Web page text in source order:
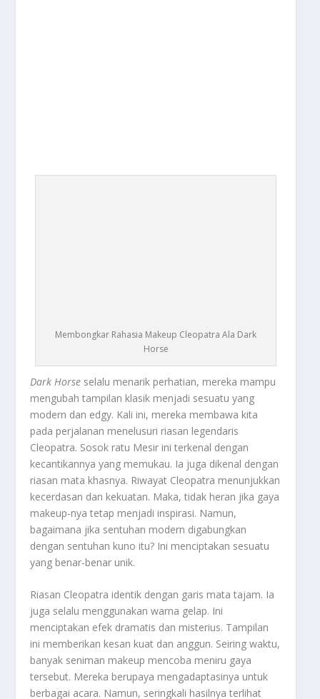
Membongkar Rahasia Makeup Cleopatra Ala Dark
Horse
Dark Horse selalu menarik perhatian, mereka mampu
mengubah tampilan klasik menjadi sesuatu yang
modern dan edgy. Kali ini, mereka membawa kita
pada perjalanan menelusuri riasan legendaris
Cleopatra. Sosok ratu Mesir ini terkenal dengan
kecantikannya yang memukau. Ia juga dikenal dengan
riasan mata khasnya. Riwayat Cleopatra menunjukkan
kecerdasan dan kekuatan. Maka, tidak heran jika gaya
makeup-nya tetap menjadi inspirasi. Namun,
bagaimana jika sentuhan modern digabungkan
dengan sentuhan kuno itu? Ini menciptakan sesuatu
yang benar-benar unik.
Riasan Cleopatra identik dengan garis mata tajam. Ia
juga selalu menggunakan warna gelap. Ini
menciptakan efek dramatis dan misterius. Tampilan
ini memberikan kesan kuat dan anggun. Seiring waktu,
banyak seniman makeup mencoba meniru gaya
tersebut. Mereka berupaya mengadaptasinya untuk
berbagai acara. Namun, seringkali hasilnya terlihat